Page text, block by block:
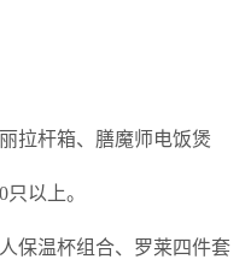
拉杆箱、膳魔师电饭煲
以上。
保温杯组合、罗莱四件套